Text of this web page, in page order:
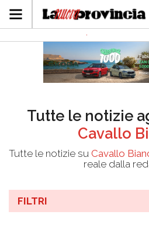
Tutte le notizie
Cavallo
Tutte le notizie su Cavallo
reale dalla
FILTRI